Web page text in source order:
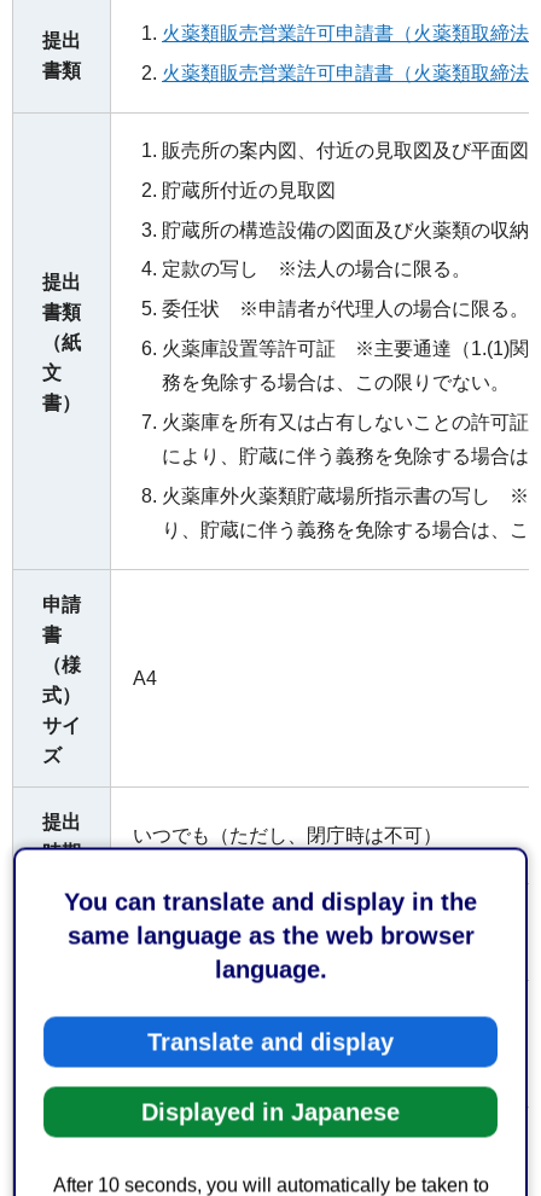
You can translate and display in the
same language as the web browser
language.
Translate and display
Displayed in Japanese
After 10 seconds, you will automatically be taken to
提出
書類
火薬類販売営業許可申請書（火薬類取締法
火薬類販売営業許可申請書（火薬類取締法
提出
書類
（紙
文
書）
販売所の案内図、付近の見取図及び平面図
貯蔵所付近の見取図
貯蔵所の構造設備の図面及び火薬類の収納
定款の写し ※法人の場合に限る。
委任状 ※申請者が代理人の場合に限る。
火薬庫設置等許可証 ※主要通達（1.(1)関
務を免除する場合は、この限りでない。
火薬庫を所有又は占有しないことの許可
により、貯蔵に伴う義務を免除する場合は
火薬庫外火薬類貯蔵場所指示書の写し ※
り、貯蔵に伴う義務を免除する場合は、こ
申請
書
（様
式）
サイ
ズ
A4
提出
時期
いつでも（ただし、閉庁時は不可）
誰でも
代理
可（委任状を持参した場合）
提出
方法